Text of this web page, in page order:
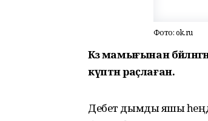
Фото: ok.ru
Кәзә мамығынан
күптән раҫлаған.
Дебет дымды яҡшы